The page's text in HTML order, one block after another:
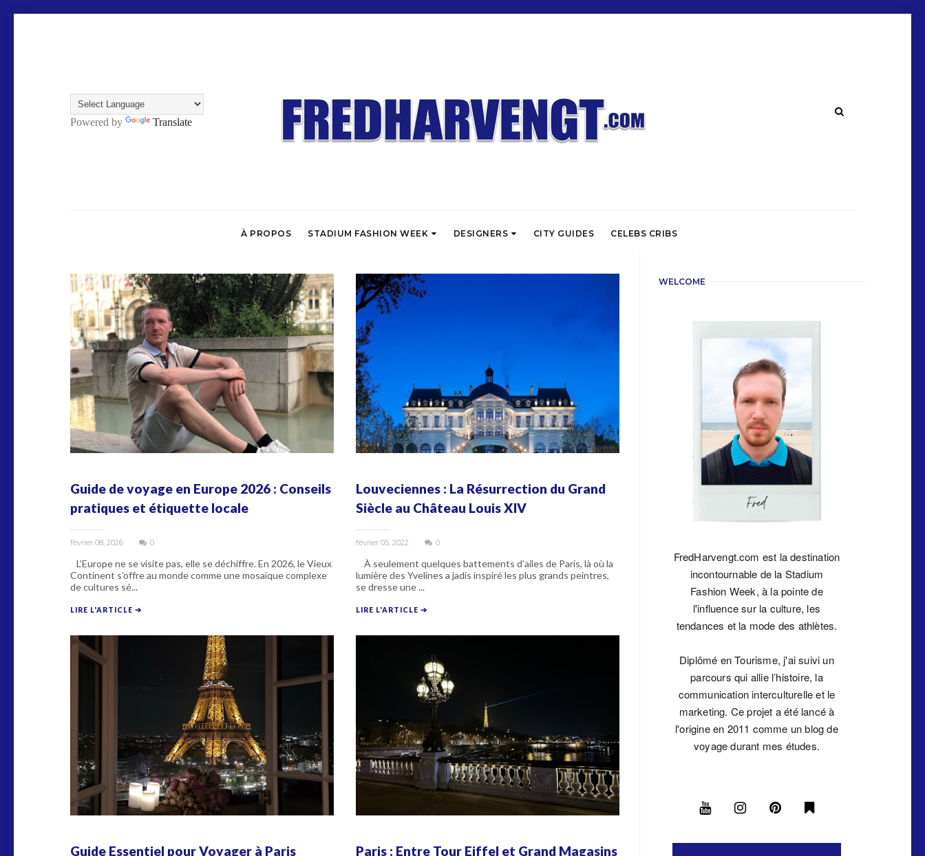
Powered by Translate
À PROPOS STADIUM FASHION WEEK DESIGNERS CITY GUIDES CELEBS CRIBS
Guide de voyage en Europe 2026 : Conseils
pratiques et étiquette locale
février 08, 2026 0
L’Europe ne se visite pas, elle se déchiffre. En 2026, le Vieux
Continent s'offre au monde comme une mosaïque complexe
de cultures sé...
LIRE L'ARTICLE ➔
Louveciennes : La Résurrection du Grand
Siècle au Château Louis XIV
février 05, 2022 0
À seulement quelques battements d’ailes de Paris, là où la
lumière des Yvelines a jadis inspiré les plus grands peintres,
se dresse une ...
LIRE L'ARTICLE ➔
Guide Essentiel pour Voyager à Paris Paris : Entre Tour Eiffel et Grand Magasins
WELCOME
FredHarvengt.com est la destination
incontournable de la Stadium
Fashion Week, à la pointe de
l'influence sur la culture, les
tendances et la mode des athlètes.
Diplômé en Tourisme, j'ai suivi un
parcours qui allie l’histoire, la
communication interculturelle et le
marketing. Ce projet a été lancé à
l'origine en 2011 comme un blog de
voyage durant mes études.